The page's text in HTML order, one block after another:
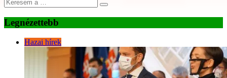
Legnézettebb
Hazai hírek